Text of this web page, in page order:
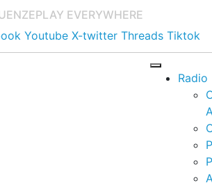
PLAY EVERYWHERE
Youtube X-twitter Threads Tiktok
Radio